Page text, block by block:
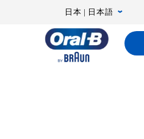
日本 | 日本語